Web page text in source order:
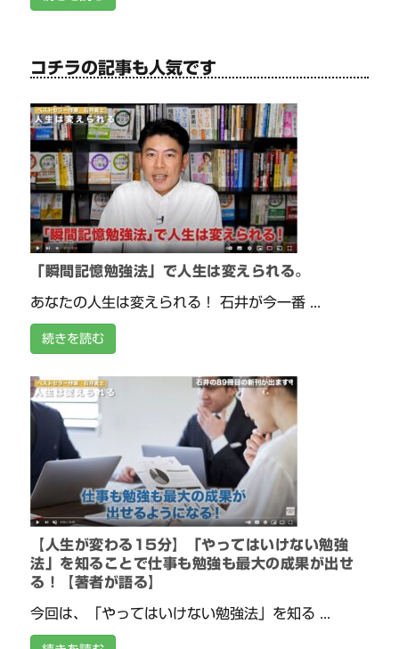
コチラの記事も人気です
「瞬間記憶勉強法」で人生は変えられる。
あなたの人生は変えられる！ 石井が今一番 ...
続きを読む
【人生が変わる15分】「やってはいけない勉強
法」を知ることで仕事も勉強も最大の成果が出せ
る！【著者が語る】
今回は、「やってはいけない勉強法」を知る ...